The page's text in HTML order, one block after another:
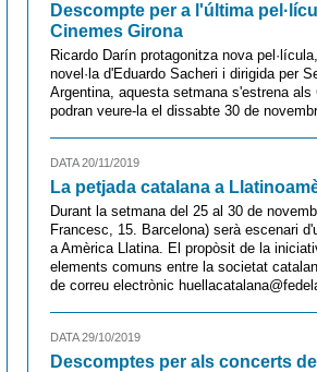
Descompte per a l'última
Cinemes Girona
Ricardo Darín protagonitza nova
novel·la d'Eduardo Sacheri i dirigida per
Argentina, aquesta setmana s'estrena
podran veure-la el dissabte 30 de
DATA 20/11/2019
La petjada catalana a
Durant la setmana del 25 al 30 de
Francesc, 15. Barcelona) serà escenari
a Amèrica Llatina. El propòsit de la
elements comuns entre la societat
de correu electrònic
DATA 29/10/2019
Descomptes per als concerts